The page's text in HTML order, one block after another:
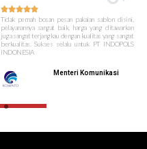

Tidak pernah bosan pesan pakaian sablon disini,
pelayanannya sangat baik, harga yang ditawarkan
juga sangat terjangkau dengan kualitas yang sangat
berkualitas. Sukses selalu untuk PT INDOPOLS
INDONESIA
Menteri Komunikasi